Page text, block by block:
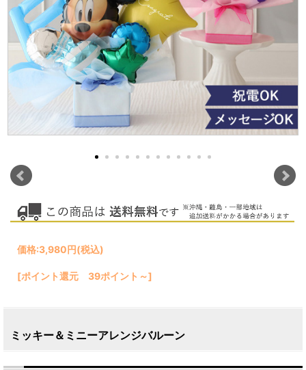
価格:3,980円(税込)
[ポイント還元 39ポイント～]
ミッキー＆ミニーアレンジバルーン